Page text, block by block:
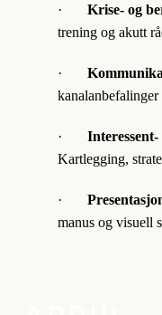
· Krise- og
trening og akutt
·
·
Kartlegging,
·
manus og visuell